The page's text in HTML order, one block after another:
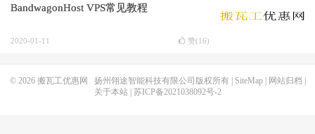
BandwagonHost VPS常见教程
2020-01-11 赞(16)
© 2026 搬瓦工优惠网 扬州翎途智能科技有限公司版权所有 | SiteMap| 网站归档
关于本站| 苏ICP备2021038092号-2